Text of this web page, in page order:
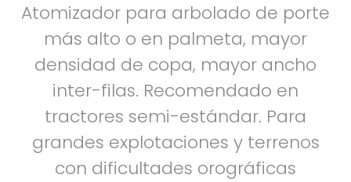
Atomizador para arbolado de porte
más alto o en palmeta, mayor
densidad de copa, mayor ancho
inter-filas. Recomendado en
tractores semi-estándar. Para
grandes explotaciones y terrenos
con dificultades orográficas